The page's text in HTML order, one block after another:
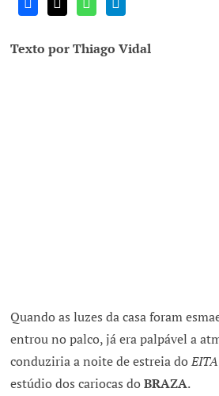
Texto por Thiago Vidal
Quando as luzes da casa foram
entrou no palco, já era palpável a
conduziria a noite de estreia doEITA
estúdio dos cariocas doBRAZA.